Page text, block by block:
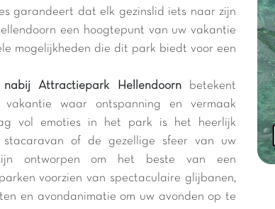
garandeert dat elk gezinslid iets naar zijn
een hoogtepunt van uw vakantie
mogelijkheden die dit park biedt voor een
Attractiepark Hellendoornbetekent
waar ontspanning en vermaak
vol emoties in het park is het heerlijk
of de gezellige sfeer van uw
ontworpen om het beste van een
voorzien van spectaculaire glijbanen,
en avondanimatie om uw avonden op te